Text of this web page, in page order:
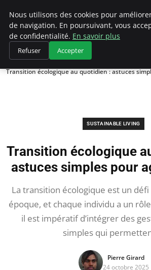
Accueil
Sustainable Living
Transition écologique au quotidien : astuces
SUSTAINABLE LIVING
Transition écologique
astuces simples pour
La transition écologique est un
époque, et chaque individu a un
il est impératif d’intégrer des
simples qui
Pierre Girard
24 octobre 2025
Nous utilisons des cookies pour
de navigation. En poursuivant, vous
de confidentialité. En savoir plus
Refuser Accepter